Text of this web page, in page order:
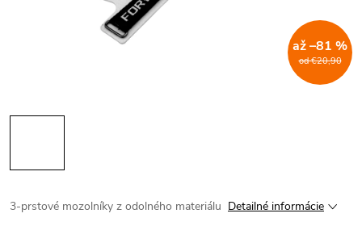
od €20,90
až –81 %
3-prstové mozolníky z odolného materiálu Detailné informácie